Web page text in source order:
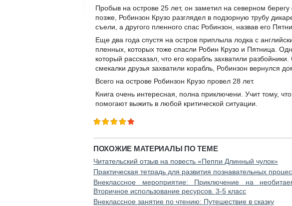
Пробыв на острове 25 лет, он заметил на северном
позже, Робинзон Крузо разглядел в подзорную трубу
съели, а другого пленного спас Робинзон, назвав его
Еще два года спустя на остров приплыла лодка с
пленных, которых тоже спасли Робин Крузо и Пятница.
который рассказал, что его корабль захватили
смекалки друзья захватили корабль, Робинзон вернулся
Всего на острове Робинзон Крузо провел 28 лет.
Книга очень интересная, полна приключени. Учит тому,
помогают выжить в любой критической ситуации.
ПОХОЖИЕ МАТЕРИАЛЫ ПО ТЕМЕ
Читательский отзыв на повесть «Пеппи Длинный чулок»
Практическая тетрадь для развития познавательных
Внеклассное мероприятие: Приключение на
Вторичное использование ресурсов. 3-5 класс
Внеклассное занятие по чтению: Путешествие в сказку